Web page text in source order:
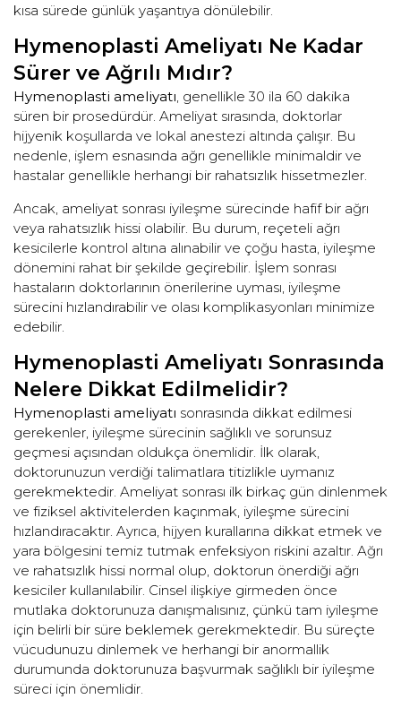
kısa sürede günlük yaşantıya dönülebilir.
Hymenoplasti Ameliyatı Ne Kadar
Sürer ve Ağrılı Mıdır?
Hymenoplasti ameliyatı, genellikle 30 ila 60 dakika
süren bir prosedürdür. Ameliyat sırasında, doktorlar
hijyenik koşullarda ve lokal anestezi altında çalışır. Bu
nedenle, işlem esnasında ağrı genellikle minimaldir ve
hastalar genellikle herhangi bir rahatsızlık hissetmezler.
Ancak, ameliyat sonrası iyileşme sürecinde hafif bir ağrı
veya rahatsızlık hissi olabilir. Bu durum, reçeteli ağrı
kesicilerle kontrol altına alınabilir ve çoğu hasta, iyileşme
dönemini rahat bir şekilde geçirebilir. İşlem sonrası
hastaların doktorlarının önerilerine uyması, iyileşme
sürecini hızlandırabilir ve olası komplikasyonları minimize
edebilir.
Hymenoplasti Ameliyatı Sonrasında
Nelere Dikkat Edilmelidir?
Hymenoplasti ameliyatı sonrasında dikkat edilmesi
gerekenler, iyileşme sürecinin sağlıklı ve sorunsuz
geçmesi açısından oldukça önemlidir. İlk olarak,
doktorunuzun verdiği talimatlara titizlikle uymanız
gerekmektedir. Ameliyat sonrası ilk birkaç gün dinlenmek
ve fiziksel aktivitelerden kaçınmak, iyileşme sürecini
hızlandıracaktır. Ayrıca, hijyen kurallarına dikkat etmek ve
yara bölgesini temiz tutmak enfeksiyon riskini azaltır. Ağrı
ve rahatsızlık hissi normal olup, doktorun önerdiği ağrı
kesiciler kullanılabilir. Cinsel ilişkiye girmeden önce
mutlaka doktorunuza danışmalısınız, çünkü tam iyileşme
için belirli bir süre beklemek gerekmektedir. Bu süreçte
vücudunuzu dinlemek ve herhangi bir anormallik
durumunda doktorunuza başvurmak sağlıklı bir iyileşme
süreci için önemlidir.